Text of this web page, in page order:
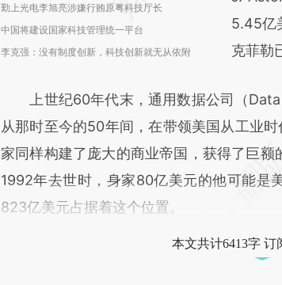
勤上光电李旭亮涉嫌行贿原粤科技厅长
中国将建设国家科技管理统一平台
李克强：没有制度创新，科技创新就无从依附
5.45亿
克菲勒
上世纪60年代末，通用数据公司（Data
从那时至今的50年间，在带领美国从工业
家同样构建了庞大的商业帝国，获得了巨额
1992年去世时，身家80亿美元的他可能是
823亿美元占据着这个位置。
本文共计6413字 订